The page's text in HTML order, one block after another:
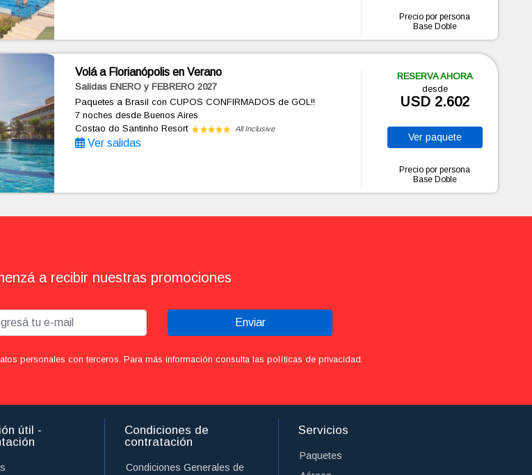
Precio por persona
Base Doble
Volá a Florianópolis en Verano
Salidas ENERO y FEBRERO 2027
Paquetes a Brasil con CUPOS CONFIRMADOS de GOL!!
7 noches desde Buenos Aires
Costao do Santinho Resort
All Inclusive
Ver salidas
RESERVA AHORA
desde
USD 2.602
Ver paquete
Precio por persona
Base Doble
a recibir nuestras promociones
Enviar
personales con terceros. Para más información consulta las políticas de privacidad.
útil -
Condiciones de
contratación
Condiciones Generales de
Servicios
Paquetes